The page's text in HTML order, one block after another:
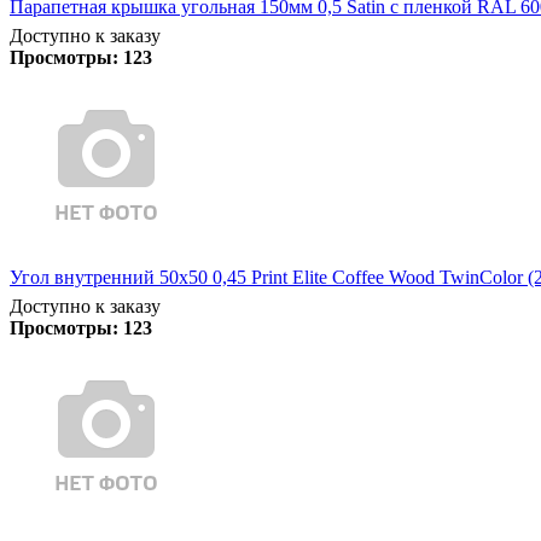
Парапетная крышка угольная 150мм 0,5 Satin с пленкой RAL
Доступно к заказу
Просмотры: 123
Угол внутренний 50х50 0,45 Print Elite Coffee Wood TwinColor
Доступно к заказу
Просмотры: 123